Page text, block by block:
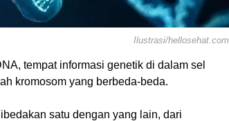
Ilustrasi/hellosehat.com
tempat informasi genetik di dalam sel
kromosom yang berbeda-beda.
satu dengan yang lain, dari